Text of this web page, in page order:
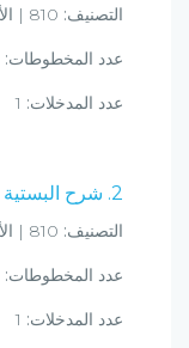
التصنيف:
عدد المخطوطات:
عدد المدخلات:
2. شرح البستية
التصنيف:
عدد المخطوطات:
عدد المدخلات: